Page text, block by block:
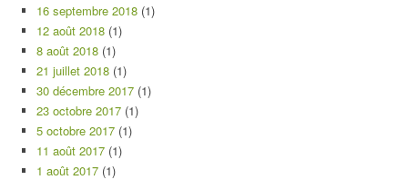
16 septembre 2018 (1)
12 août 2018 (1)
8 août 2018 (1)
21 juillet 2018 (1)
30 décembre 2017 (1)
23 octobre 2017 (1)
5 octobre 2017 (1)
11 août 2017 (1)
1 août 2017 (1)